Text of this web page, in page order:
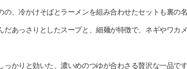
、冷かけそばとラーメンを組み合わせたセットも裏の
あっさりとしたスープと、細麺が特徴で、ネギやワカ
かりと効いた、濃いめのつゆが合わさる贅沢な一品です